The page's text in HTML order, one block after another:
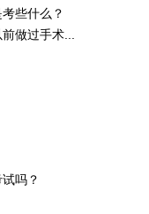
些什么？
做过手术...
吗？